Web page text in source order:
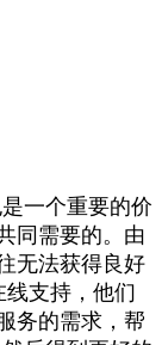
一个重要的价
同需要的。由
无法获得良好
线支持，他们
务的需求，帮